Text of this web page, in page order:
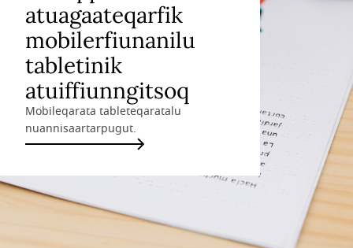
atuagaateqarfik
mobilerfiunanilu
tabletinik
atuiffiunngitsoq
Mobileqarata tableteqaratalu
nuannisaartarpugut.